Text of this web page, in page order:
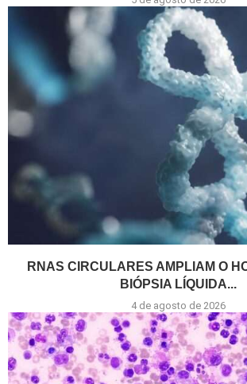
RNAS CIRCULARES AMPLIAM O
BIÓPSIA LÍQUIDA...
4 de agosto de 2026